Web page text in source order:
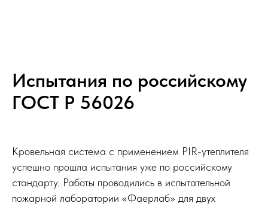
Испытания по российскому
ГОСТ Р 56026
Кровельная система с применением PIR-утеплителя
успешно прошла испытания уже по российскому
стандарту. Работы проводились в испытательной
пожарной лаборатории «Фаерлаб» для двух